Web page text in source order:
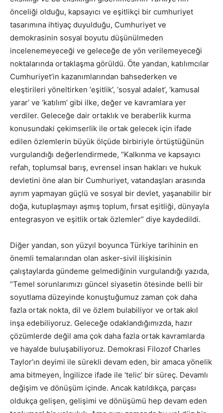
önceliği olduğu, kapsayıcı ve eşitlikçi bir cumhuriyet
tasarımına ihtiyaç duyulduğu, Cumhuriyet ve
demokrasinin sosyal boyutu düşünülmeden
incelenemeyeceği ve geleceğe de yön verilemeyeceği
noktalarında ortaklaşma görüldü. Öte yandan, katılımcılar
Cumhuriyet’in kazanımlarından bahsederken ve
eleştirileri yöneltirken ‘eşitlik’, ‘sosyal adalet’, ‘kamusal
yarar’ ve ‘katılım’ gibi ilke, değer ve kavramlara yer
verdiler. Geleceğe dair ortaklık ve beraberlik kurma
konusundaki çekimserlik ile ortak gelecek için ifade
edilen özlemlerin büyük ölçüde birbiriyle örtüştüğünün
vurgulandığı değerlendirmede, “Kalkınma ve kapsayıcı
refah, toplumsal barış, evrensel insan hakları ve hukuk
devletini öne alan bir Cumhuriyet, vatandaşları arasında
ayrım yapmayan güçlü ve sosyal bir devlet, yaşanabilir bir
doğa, kutuplaşmayı aşmış toplum, fırsat eşitliği, dünyayla
entegrasyon ve eşitlik ortak özlemler” diye kaydedildi.
Diğer yandan, son yüzyıl boyunca Türkiye tarihinin en
önemli temalarından olan asker-sivil ilişkisinin
çalıştaylarda gündeme gelmediğinin vurgulandığı yazıda,
“Temel sorunlarımızı güncel siyasetin ötesinde belli bir
soyutlama düzeyinde konuştuğumuz zaman çok daha
fazla ortak nokta, dil ve özlem bulabiliyor ve ortak akıl
inşa edebiliyoruz. Geleceğe odaklandığımızda, hazır
çözümlerde değil ama çok daha fazla ortak kavramlarda
ve hayalde buluşabiliyoruz. Demokrasi Filozof Charles
Taylor’ın deyimi ile sürekli devam eden, bir amaca yönelik
ama bitmeyen, İngilizce ifade ile ‘telic’ bir süreç. Devamlı
değişim ve dönüşüm içinde. Ancak katıldıkça, parçası
oldukça gelişen, gelişimi ve dönüşümü hep devam eden